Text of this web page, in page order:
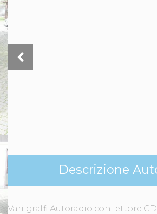
Descrizione
Vari graffi Autoradio con lettore CD